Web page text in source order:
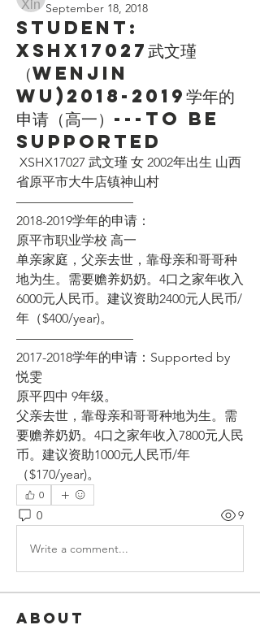
September 18, 2018
Student:
XSHX17027武文瑾
（Wenjin
Wu)2018-2019学年的
申请（高一）---To be
supported
省原平市大牛店镇神山村
—————————
2018-2019学年的申请：
原平市职业学校 高一
单亲家庭，父亲去世，靠母亲和哥哥种
地为生。需要赡养奶奶。4口之家年收入
6000元人民币。建议资助2400元人民币/
年（$400/year)。
—————————
2017-2018学年的申请：Supported by
悦雯
原平四中 9年级。
父亲去世，靠母亲和哥哥种地为生。需
要赡养奶奶。4口之家年收入7800元人民
币。建议资助1000元人民币/年
（$170/year)。
0
0 9
Write a comment...
About